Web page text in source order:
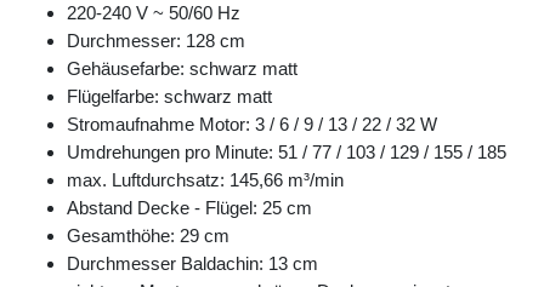
220-240 V ~ 50/60 Hz
Durchmesser: 128 cm
Gehäusefarbe: schwarz matt
Flügelfarbe: schwarz matt
Stromaufnahme Motor: 3 / 6 / 9 / 13 / 22 / 32 W
Umdrehungen pro Minute: 51 / 77 / 103 / 129 / 155 / 185
max. Luftdurchsatz: 145,66 m³/min
Abstand Decke - Flügel: 25 cm
Gesamthöhe: 29 cm
Durchmesser Baldachin: 13 cm